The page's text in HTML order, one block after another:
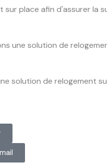
place afin d'assurer la
une solution de
solution de relogement